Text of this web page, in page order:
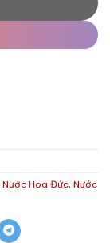
Nước Hoa Đức, Nước